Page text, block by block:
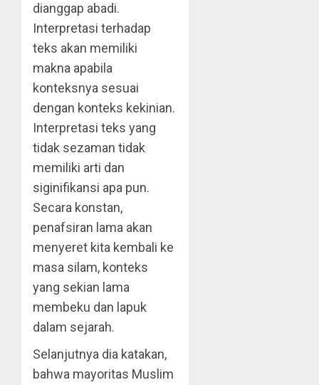
dianggap abadi.
Interpretasi terhadap
teks akan memiliki
makna apabila
konteksnya sesuai
dengan konteks kekinian.
Interpretasi teks yang
tidak sezaman tidak
memiliki arti dan
siginifikansi apa pun.
Secara konstan,
penafsiran lama akan
menyeret kita kembali ke
masa silam, konteks
yang sekian lama
membeku dan lapuk
dalam sejarah.
Selanjutnya dia katakan,
bahwa mayoritas Muslim